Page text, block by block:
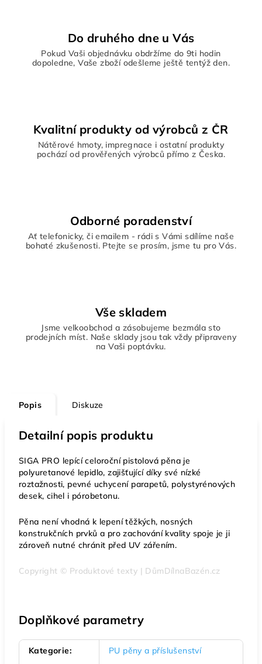
Do druhého dne u Vás
Pokud Vaši objednávku obdržíme do 9ti hodin
dopoledne, Vaše zboží odešleme ještě tentýž den.
Kvalitní produkty od výrobců z ČR
Nátěrové hmoty, impregnace i ostatní produkty
pochází od prověřených výrobců přímo z Česka.
Odborné poradenství
Ať telefonicky, či emailem - rádi s Vámi sdílíme naše
bohaté zkušenosti. Ptejte se prosím, jsme tu pro Vás.
Vše skladem
Jsme velkoobchod a zásobujeme bezmála sto
prodejních míst. Naše sklady jsou tak vždy připraveny
na Vaši poptávku.
Popis Diskuze
Detailní popis produktu
SIGA PRO lepící celoroční pistolová pěna je
polyuretanové lepidlo, zajišťující díky své nízké
roztažnosti, pevné uchycení parapetů, polystyrénových
desek, cihel i pórobetonu.
Pěna není vhodná k lepení těžkých, nosných
konstrukčních prvků a pro zachování kvality spoje je ji
zároveň nutné chránit před UV zářením.
Copyright © Produktové texty | DůmDílnaBazén.cz
Doplňkové parametry
Kategorie: PU pěny a příslušenství